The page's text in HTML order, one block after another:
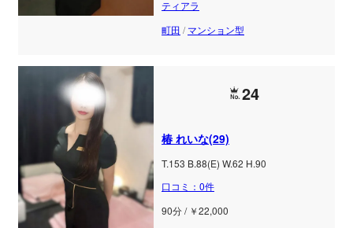
ティアラ
町田 /マンション型
24
椿 れいな(29)
T.153 B.88(E) W.62 H.90
口コミ：0件
90分 / ￥22,000